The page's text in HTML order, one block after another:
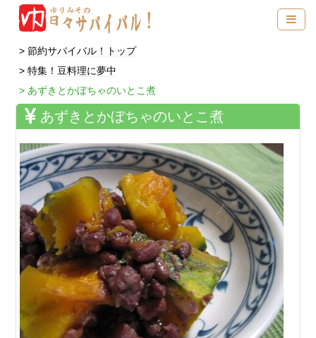
節約サバイバル！トップ
特集！豆料理に夢中
あずきとかぼちゃのいとこ煮
あずきとかぼちゃのいとこ煮